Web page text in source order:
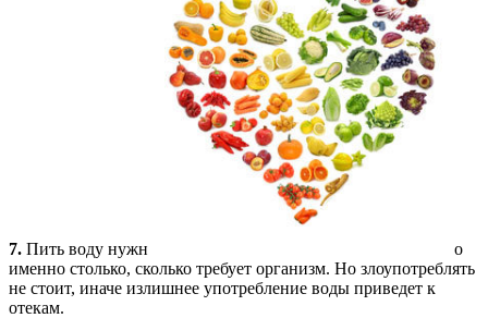
7. Пить воду нужн
о
именно столько, сколько требует организм. Но злоупотреблять
не стоит, иначе излишнее употребление воды приведет к
отекам.